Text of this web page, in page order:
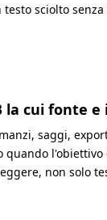
sciolto
la cui fonte e
saggi,
quando
non solo